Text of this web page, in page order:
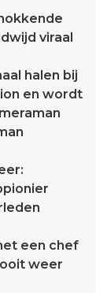
viraal
halen bij
en wordt
een chef
weer